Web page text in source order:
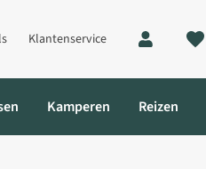
Klantenservice
Kamperen Reizen